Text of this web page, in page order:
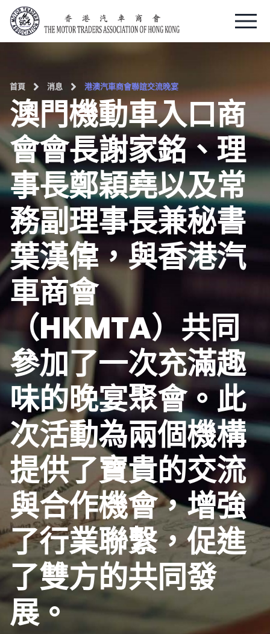
Skip
content
首頁 消息 港澳汽車商會聯誼交流晚宴
澳門機動車入口商
會會長謝家銘、理
事長鄭穎堯以及常
務副理事長兼秘書
葉漢偉，與香港汽
車商會
（HKMTA）共同
參加了一次充滿趣
味的晚宴聚會。此
次活動為兩個機構
提供了寶貴的交流
與合作機會，增強
了行業聯繫，促進
了雙方的共同發
展。